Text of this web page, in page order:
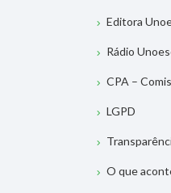
Editora
Rádio
CPA –
LGPD
O que